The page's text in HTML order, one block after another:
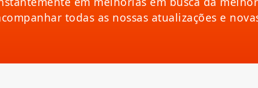
todas as nossas atualizações e